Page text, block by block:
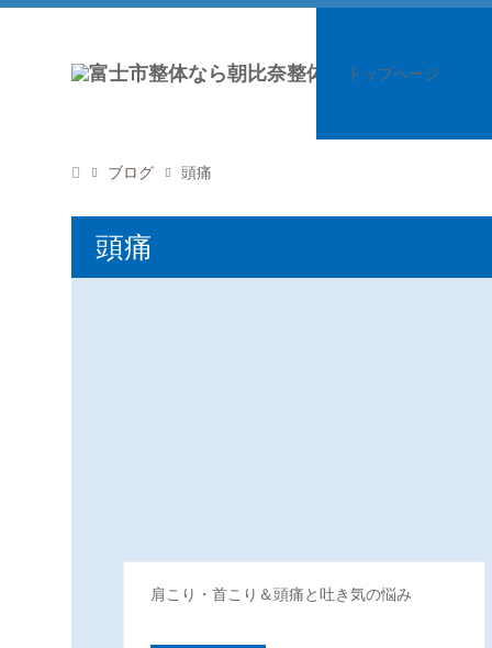
トップページ
ブログ 頭痛
頭痛
肩こり・首こり＆頭痛と吐き気の悩み